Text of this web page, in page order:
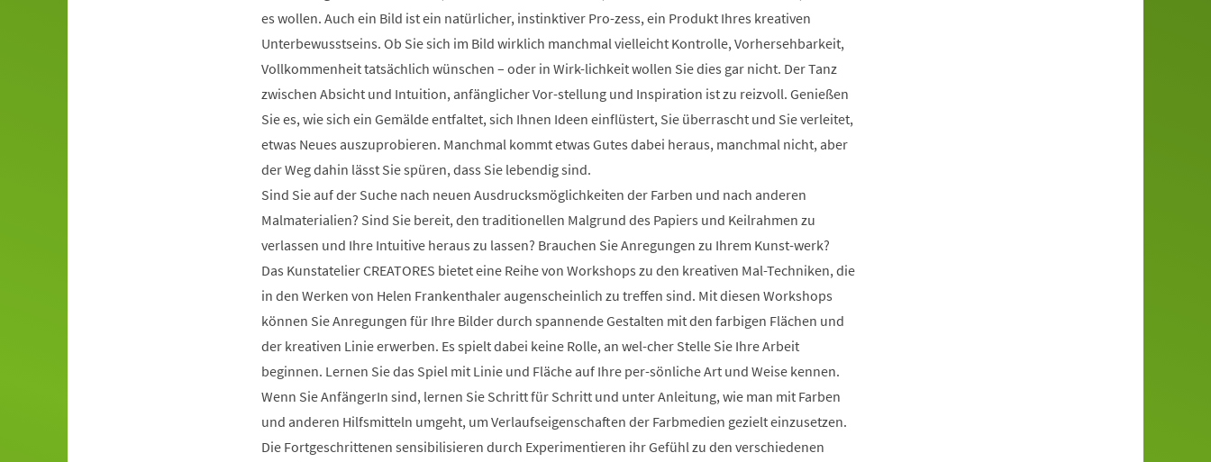
es wollen. Auch ein Bild ist ein natürlicher, instinktiver Pro-zess, ein Produkt Ihres kreativen
Unterbewusstseins. Ob Sie sich im Bild wirklich manchmal vielleicht Kontrolle, Vorhersehbarkeit,
Vollkommenheit tatsächlich wünschen – oder in Wirk-lichkeit wollen Sie dies gar nicht. Der Tanz
zwischen Absicht und Intuition, anfänglicher Vor-stellung und Inspiration ist zu reizvoll. Genießen
Sie es, wie sich ein Gemälde entfaltet, sich Ihnen Ideen einflüstert, Sie überrascht und Sie verleitet,
etwas Neues auszuprobieren. Manchmal kommt etwas Gutes dabei heraus, manchmal nicht, aber
der Weg dahin lässt Sie spüren, dass Sie lebendig sind.
Sind Sie auf der Suche nach neuen Ausdrucksmöglichkeiten der Farben und nach anderen
Malmaterialien? Sind Sie bereit, den traditionellen Malgrund des Papiers und Keilrahmen zu
verlassen und Ihre Intuitive heraus zu lassen? Brauchen Sie Anregungen zu Ihrem Kunst-werk?
Das Kunstatelier CREATORES bietet eine Reihe von Workshops zu den kreativen Mal-Techniken, die
in den Werken von Helen Frankenthaler augenscheinlich zu treffen sind. Mit diesen Workshops
können Sie Anregungen für Ihre Bilder durch spannende Gestalten mit den farbigen Flächen und
der kreativen Linie erwerben. Es spielt dabei keine Rolle, an wel-cher Stelle Sie Ihre Arbeit
beginnen. Lernen Sie das Spiel mit Linie und Fläche auf Ihre per-sönliche Art und Weise kennen.
Wenn Sie AnfängerIn sind, lernen Sie Schritt für Schritt und unter Anleitung, wie man mit Farben
und anderen Hilfsmitteln umgeht, um Verlaufseigenschaften der Farbmedien gezielt einzusetzen.
Die Fortgeschrittenen sensibilisieren durch Experimentieren ihr Gefühl zu den verschiedenen